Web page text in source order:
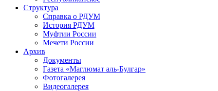
Структура
Справка о РДУМ
История РДУМ
Муфтии России
Мечети России
Архив
Документы
Газета «Маглюмат аль-Булгар»
Фотогалерея
Видеогалерея